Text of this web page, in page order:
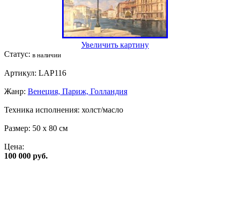
Увеличить картину
Статус: в наличии
Артикул: LAP116
Жанр: Венеция, Париж, Голландия
Техника исполнения: холст/масло
Размер: 50 x 80 см
Цена:
100 000 руб.